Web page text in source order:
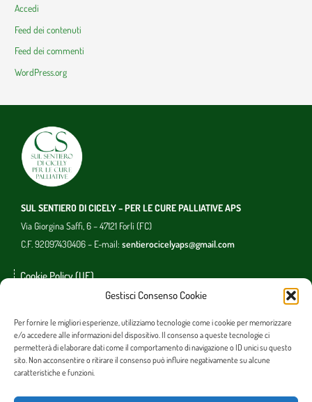
Gestisci Consenso Cookie
Per fornire le migliori esperienze, utilizziamo tecnologie come i cookie per memorizzare
e/o accedere alle informazioni del dispositivo. Il consenso a queste tecnologie ci
permetterà di elaborare dati come il comportamento di navigazione o ID unici su questo
sito. Non acconsentire o ritirare il consenso può influire negativamente su alcune
caratteristiche e funzioni.
Accedi
Feed dei contenuti
Feed dei commenti
WordPress.org
SUL SENTIERO DI CICELY – PER LE CURE PALLIATIVE APS
Via Giorgina Saffi, 6 – 47121 Forlì (FC)
C.F. 92097430406 – E-mail: sentierocicelyaps@gmail.com
Cookie Policy (UE)